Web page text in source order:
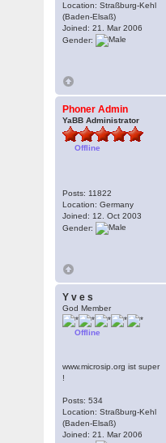
Location: Straßburg-Kehl
(Baden-Elsaß)
Joined: 21. Mar 2006
Gender:
Phoner Admin
YaBB Administrator
Offline
Posts: 11822
Location: Germany
Joined: 12. Oct 2003
Gender:
Y v e s
God Member
Offline
www.microsip.org ist super
!
Posts: 534
Location: Straßburg-Kehl
(Baden-Elsaß)
Joined: 21. Mar 2006